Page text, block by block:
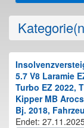
5.7 V8 Laramie
Turbo EZ 2022,
Kipper MB
Bj. 2018,
Endet: